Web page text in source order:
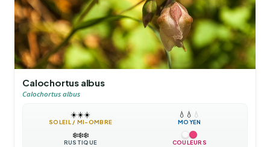
Calochortus albus
Calochortus albus
☀️☀️☀️
SOLEIL / MI-OMBRE
💧 💧 💧
MOYEN
❄️❄️❄️
RUSTIQUE COULEURS